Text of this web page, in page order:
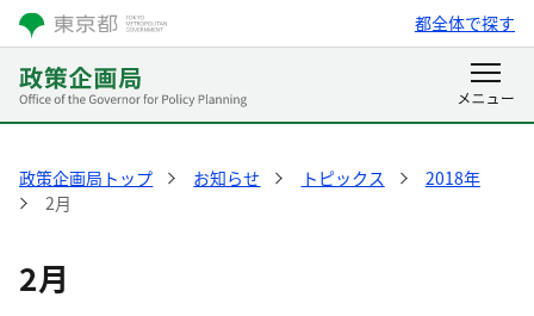
都全体で探す
政策企画局トップ お知らせ トピックス
2018年
2月
2月